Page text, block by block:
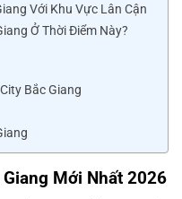
Với Khu Vực Lân Cận
Ở Thời Điểm Này?
Bắc Giang
Mới Nhất 2026